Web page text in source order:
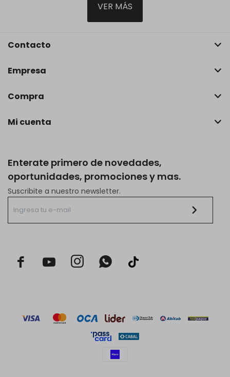
VER MÁS
Enterate primero de novedades,
oportunidades, promociones y mas.
Suscribite a nuestro newsletter.
  
Contacto
Empresa
Compra
Mi cuenta